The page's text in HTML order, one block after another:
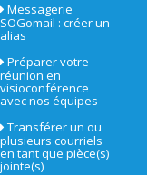
Messagerie
SOGomail : créer un
alias
Préparer votre
réunion en
visioconférence
avec nos équipes
Transférer un ou
plusieurs courriels
en tant que pièce(s)
jointe(s)